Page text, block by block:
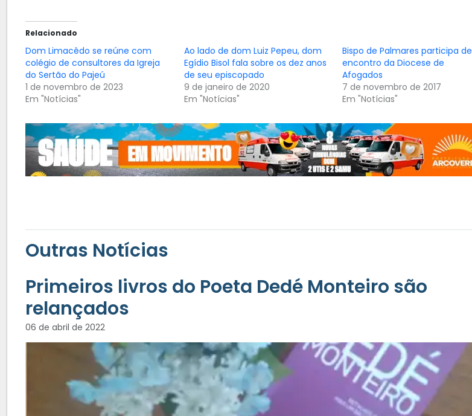
Relacionado
Dom Limacêdo se reúne com
colégio de consultores da Igreja
do Sertão do Pajeú
1 de novembro de 2023
Em "Notícias"
Ao lado de dom Luiz Pepeu, dom
Egídio Bisol fala sobre os dez anos
de seu episcopado
9 de janeiro de 2020
Em "Notícias"
Bispo de Palmares participa de
encontro da Diocese de
Afogados
7 de novembro de 2017
Em "Notícias"
Outras Notícias
Primeiros livros do Poeta Dedé Monteiro são
relançados
06 de abril de 2022